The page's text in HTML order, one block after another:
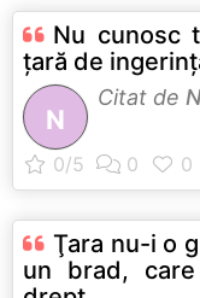
Nu cunosc
ţară de
N
Citat de
Ţara nu-i o
un brad,